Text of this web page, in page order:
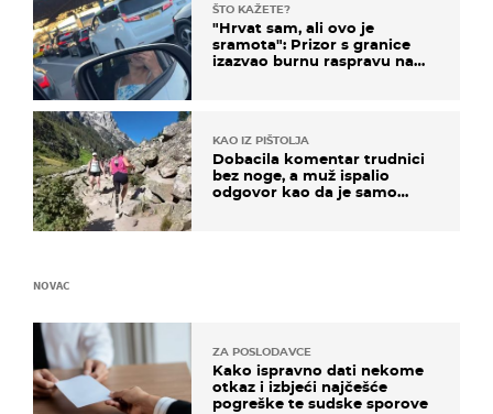
ŠTO KAŽETE?
"Hrvat sam, ali ovo je
sramota": Prizor s granice
izazvao burnu raspravu na
KAO IZ PIŠTOLJA
Dobacila komentar trudnici
bez noge, a muž ispalio
odgovor kao da je samo
NOVAC
ZA POSLODAVCE
Kako ispravno dati nekome
otkaz i izbjeći najčešće
pogreške te sudske sporove